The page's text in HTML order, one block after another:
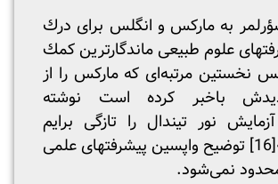
به مارکس و انگلس برای درك
علوم طبیعی ماندگارترین کمك
نخستین مرتبه‌ای که مارکس را از
باخبر کرده است نوشته
نور تیندال را تازگی برایم
[16]
توضیح واپسین پیشرفتهای علمی
نمی‌شود.